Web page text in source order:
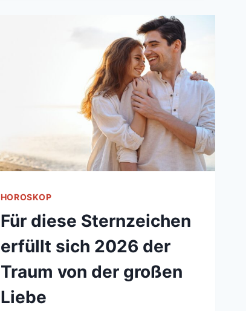
HOROSKOP
Für diese Sternzeichen
erfüllt sich 2026 der
Traum von der großen
Liebe